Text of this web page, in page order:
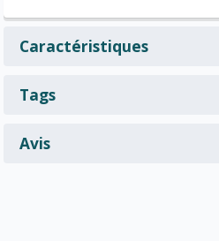
Caractéristiques
Tags
Avis